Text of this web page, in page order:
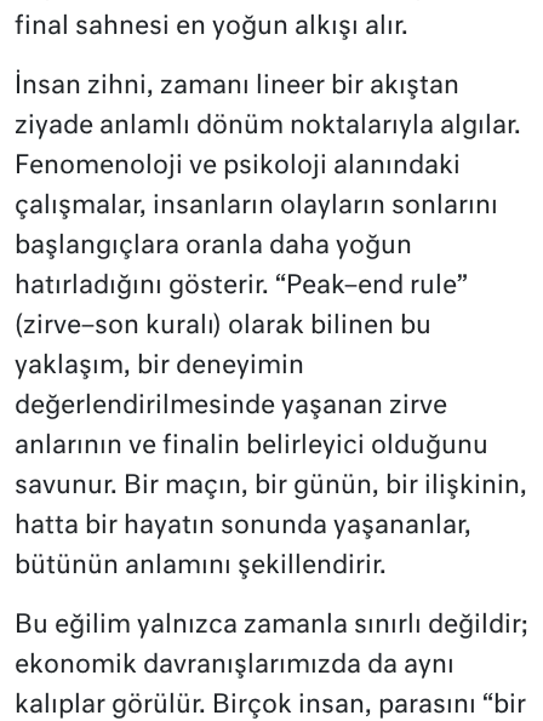
final sahnesi en yoğun alkışı alır.
İnsan zihni, zamanı lineer bir akıştan
ziyade anlamlı dönüm noktalarıyla algılar.
Fenomenoloji ve psikoloji alanındaki
çalışmalar, insanların olayların sonlarını
başlangıçlara oranla daha yoğun
hatırladığını gösterir. “Peak–end rule”
(zirve–son kuralı) olarak bilinen bu
yaklaşım, bir deneyimin
değerlendirilmesinde yaşanan zirve
anlarının ve finalin belirleyici olduğunu
savunur. Bir maçın, bir günün, bir ilişkinin,
hatta bir hayatın sonunda yaşananlar,
bütünün anlamını şekillendirir.
Bu eğilim yalnızca zamanla sınırlı değildir;
ekonomik davranışlarımızda da aynı
kalıplar görülür. Birçok insan, parasını “bir